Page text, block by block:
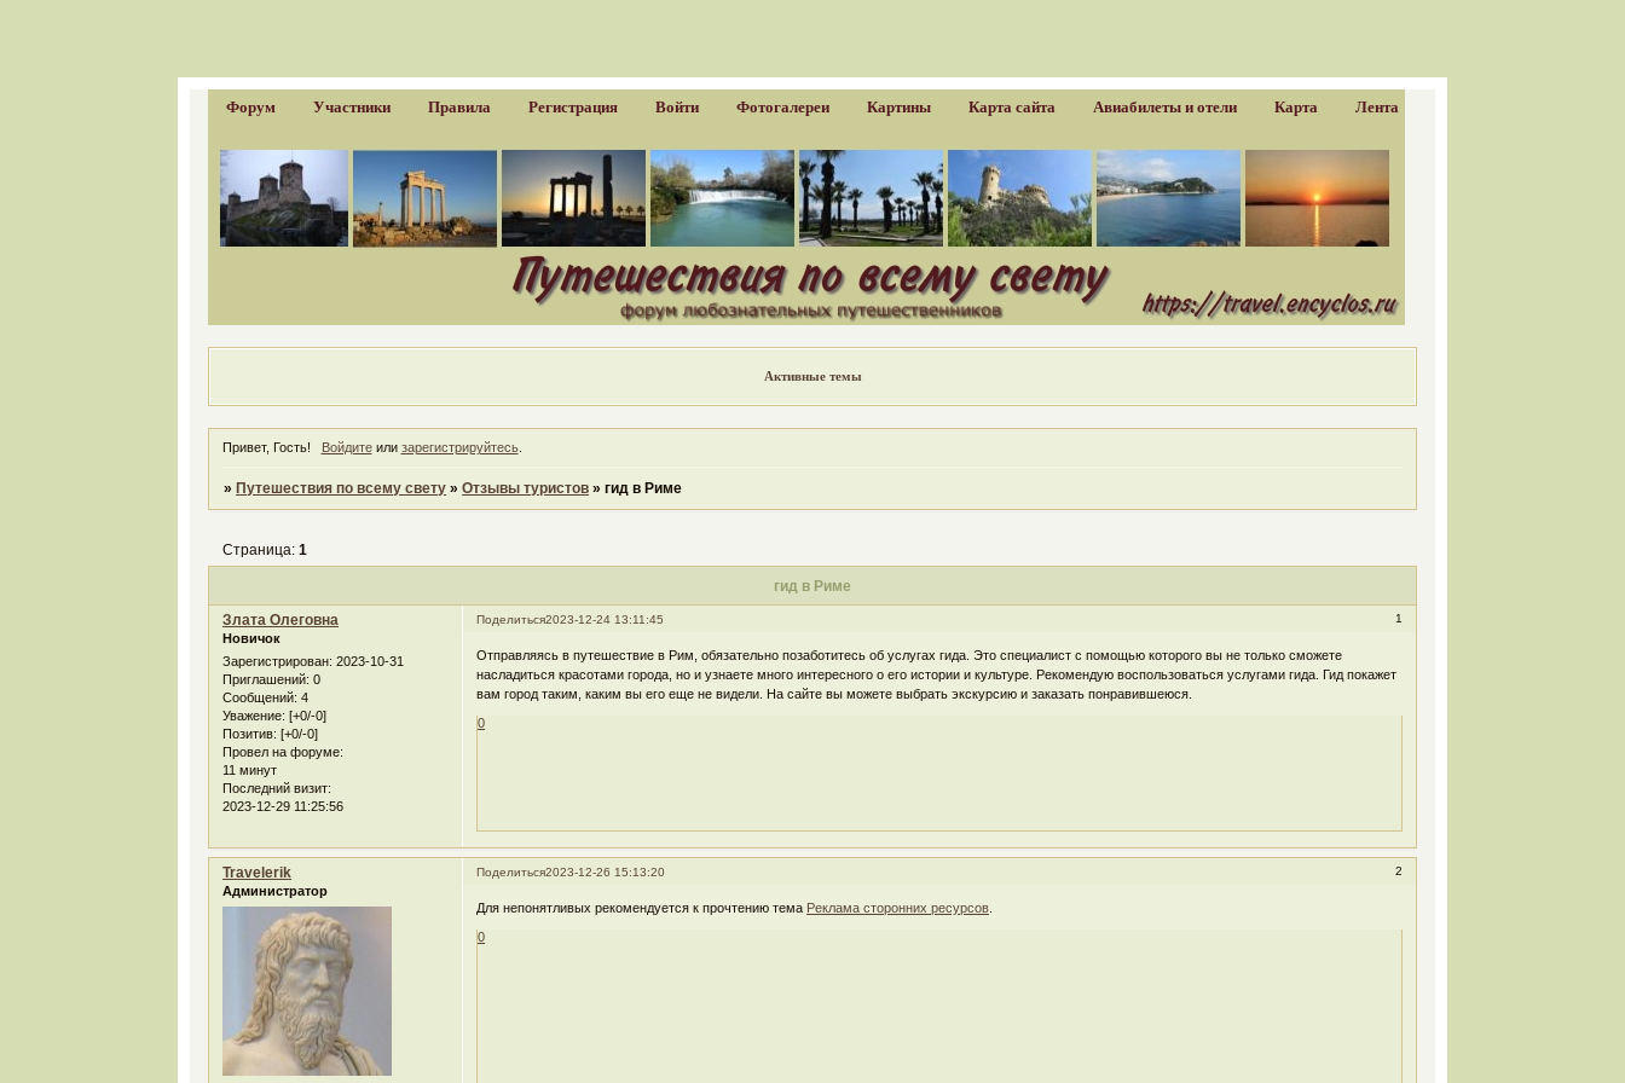
Форум Участники Правила Регистрация Войти Фотогалереи Картины Карта сайта Авиабилеты и отели Карта Лента
Активные темы
Привет, Гость! Войдитеили зарегистрируйтесь.
»Путешествия по всему свету »Отзывы туристов »гид в Риме
гид в Риме
Страница:1
Поделиться 1
2023-12-24 13:11:45
Злата Олеговна
Новичок
Зарегистрирован: 2023-10-31
Приглашений: 0
Сообщений: 4
Уважение: [+0/-0]
Позитив: [+0/-0]
Провел на форуме:
11 минут
Последний визит:
2023-12-29 11:25:56
Отправляясь в путешествие в Рим, обязательно позаботитесь об услугах гида. Это специалист с помощью которого вы не только сможете
насладиться красотами города, но и узнаете много интересного о его истории и культуре. Рекомендую воспользоваться услугами гида. Гид покажет
вам город таким, каким вы его еще не видели. На сайте вы можете выбрать экскурсию и заказать понравившеюся.
0
Поделиться 2
2023-12-26 15:13:20
Travelerik
Администратор
Для непонятливых рекомендуется к прочтению тема Реклама сторонних ресурсов
0